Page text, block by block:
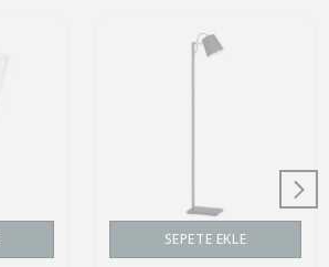
SEPETE EKLE